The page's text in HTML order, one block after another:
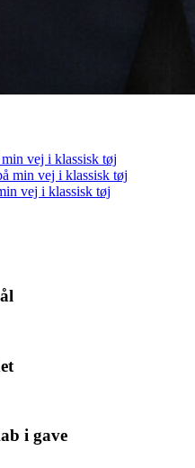
vej i klassisk tøj
min vej i klassisk tøj
vej i klassisk tøj
i gave